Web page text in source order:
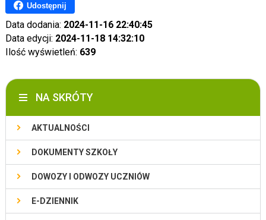
Udostępnij
Data dodania: 2024-11-16 22:40:45
Data edycji: 2024-11-18 14:32:10
Ilość wyświetleń: 639
NA SKRÓTY
AKTUALNOŚCI
DOKUMENTY SZKOŁY
DOWOZY I ODWOZY UCZNIÓW
E-DZIENNIK